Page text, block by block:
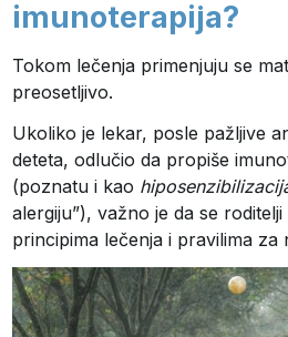
imunoterapija?
Tokom lečenja primenjuju se
preosetljivo.
Ukoliko je lekar, posle pažljive
deteta, odlučio da propiše
(poznatu i kao
alergiju”), važno je da se
principima lečenja i pravilima za